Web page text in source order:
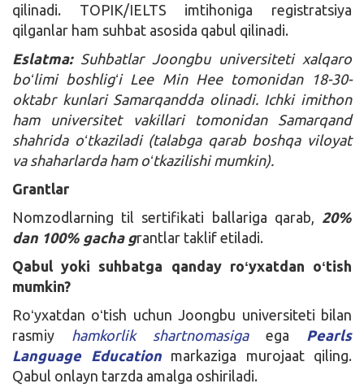
qilinadi. TOPIK/IELTS imtihoniga registratsiya
qilganlar ham suhbat asosida qabul qilinadi.
Eslatma:Suhbatlar Joongbu universiteti xalqaro
boʻlimi boshligʻi Lee Min Hee tomonidan 18-30-
oktabr kunlari Samarqandda olinadi. Ichki imithon
ham universitet vakillari tomonidan Samarqand
shahrida oʻtkaziladi (talabga qarab boshqa viloyat
va shaharlarda ham oʻtkazilishi mumkin).
Grantlar
Nomzodlarning til sertifikati ballariga qarab, 20%
dan 100% gacha grantlar taklif etiladi.
Qabul yoki suhbatga qanday roʻyxatdan oʻtish
mumkin?
Roʻyxatdan oʻtish uchun Joongbu universiteti bilan
rasmiy hamkorlik shartnomasigaega Pearls
Language Educationmarkaziga murojaat qiling.
Qabul onlayn tarzda amalga oshiriladi.